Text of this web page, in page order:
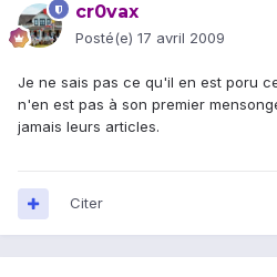
cr0vax
Posté(e) 17 avril 2009
Je ne sais pas ce qu'il en est poru
n'en est pas à son premier
jamais leurs articles.
Citer